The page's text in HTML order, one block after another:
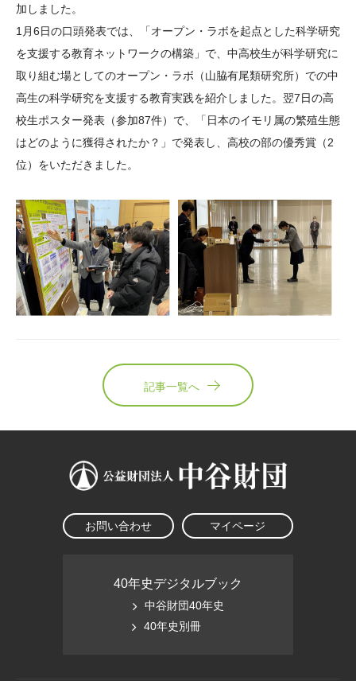
年報一覧 中谷財団レポート
科学教育振興助成・
次世代理系人材育成プ
ログラム助成
アクセス
サイトマップ 中谷財団アーカイブ
日本語
加しました。
1月6日の口頭発表では、「オープン・ラボを起点とした科学研究
を支援する教育ネットワークの構築」で、中高校生が科学研究に
取り組む場としてのオープン・ラボ（山脇有尾類研究所）での中
高生の科学研究を支援する教育実践を紹介しました。翌7日の高
校生ポスター発表（参加87件）で、「日本のイモリ属の繁殖生態
はどのように獲得されたか？」で発表し、高校の部の優秀賞（2
位）をいただきました。
記事一覧へ
お問い合わせ マイページ
40年史デジタルブック
中谷財団40年史
40年史別冊